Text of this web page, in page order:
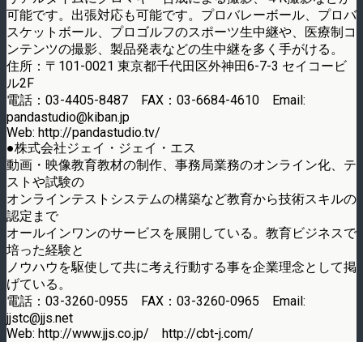
可能です。出張対応も可能です。プロバレーボール、プロバ
スケットボール、プロゴルフのスポーツ生中継や、医療制コ
ンテンツの撮影、製品発表などの生中継を多く手がける。
住所：〒101-0021 東京都千代田区外神田6-7-3 セイコービ
ル2F
電話：03-4405-8487 FAX：03-6684-4610 Email:
pandastudio@kiban.jp
Web: http://pandastudio.tv/
●株式会社ジェイ・ジェイ・エス
動画・映像教育教材の制作、事務局業務のオンライン化、テ
ストや試験の
オンラインテストシステムの構築など教育から技術スキルの
認定まで
オールインワンのサービスを展開している。教育ビジネスで
培った経験と
ノウハウを駆使して共に考え行動する事を企業理念として掲
げている。
電話：03-3260-0955 FAX：03-3260-0965 Email:
jjstc@jjs.net
Web: http://www.jjs.co.jp/ http://cbt-j.com/